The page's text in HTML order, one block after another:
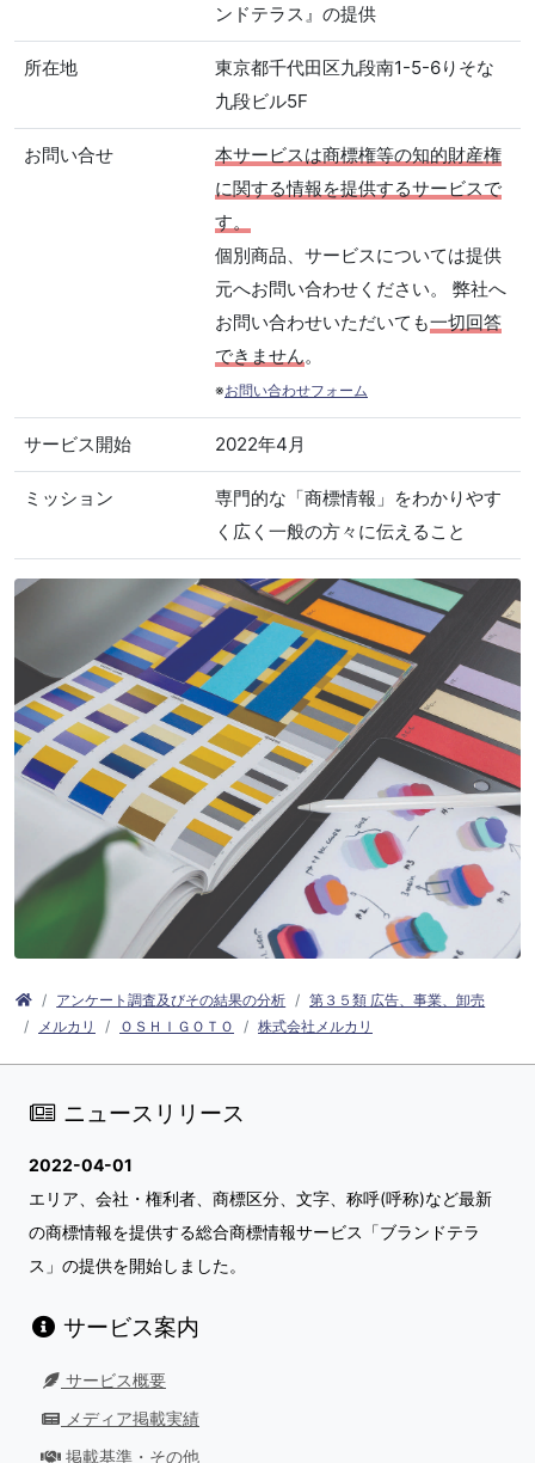
ンドテラス』の提供
所在地
東京都千代田区九段南1-5-6りそな
九段ビル5F
お問い合せ
本サービスは商標権等の知的財産権
に関する情報を提供するサービスで
す。
個別商品、サービスについては提供
元へお問い合わせください。 弊社へ
お問い合わせいただいても一切回答
できません。
※お問い合わせフォーム
サービス開始 2022年4月
ミッション
専門的な「商標情報」をわかりやす
く広く一般の方々に伝えること
アンケート調査及びその結果の分析
第３５類 広告、事業、卸売
メルカリ
ＯＳＨＩＧＯＴＯ 株式会社メルカリ
ニュースリリース
2022-04-01
エリア、会社・権利者、商標区分、文字、称呼(呼称)など最新
の商標情報を提供する総合商標情報サービス「ブランドテラ
ス」の提供を開始しました。
サービス案内
サービス概要
メディア掲載実績
掲載基準・その他